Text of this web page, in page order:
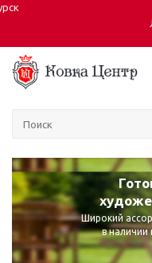
Широкий
в наличии